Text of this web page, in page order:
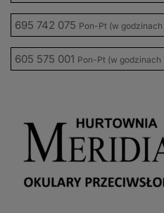
695 742 075 Pon-Pt (w godzinach
605 575 001 Pon-Pt (w godzinach